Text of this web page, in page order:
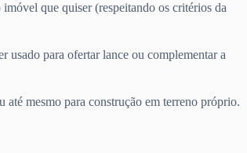
que quiser (respeitando os critérios da
usado para ofertar lance ou complementar a
até mesmo para construção em terreno próprio.